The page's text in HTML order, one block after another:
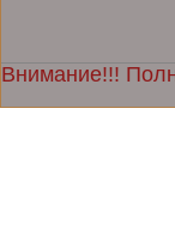
Внимание!!!